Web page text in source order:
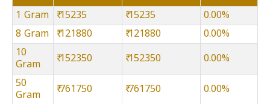
1 Gram ₹ 15235 ₹ 15235
0.00%
8 Gram
₹ 121880 ₹ 121880
0.00%
10
Gram
₹ 152350 ₹ 152350 0.00%
50
Gram
₹ 761750 ₹ 761750 0.00%